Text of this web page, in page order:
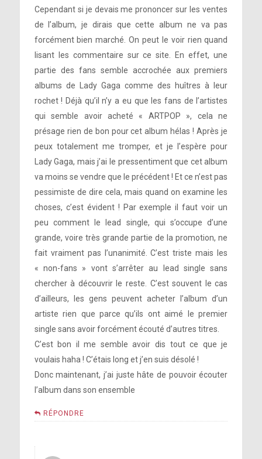
Cependant si je devais me prononcer sur les ventes
de l’album, je dirais que cette album ne va pas
forcément bien marché. On peut le voir rien quand
lisant les commentaire sur ce site. En effet, une
partie des fans semble accrochée aux premiers
albums de Lady Gaga comme des huîtres à leur
rochet ! Déjà qu’il n’y a eu que les fans de l’artistes
qui semble avoir acheté « ARTPOP », cela ne
présage rien de bon pour cet album hélas ! Après je
peux totalement me tromper, et je l’espère pour
Lady Gaga, mais j’ai le pressentiment que cet album
va moins se vendre que le précédent ! Et ce n’est pas
pessimiste de dire cela, mais quand on examine les
choses, c’est évident ! Par exemple il faut voir un
peu comment le lead single, qui s’occupe d’une
grande, voire très grande partie de la promotion, ne
fait vraiment pas l’unanimité. C’est triste mais les
« non-fans » vont s’arrêter au lead single sans
chercher à découvrir le reste. C’est souvent le cas
d’ailleurs, les gens peuvent acheter l’album d’un
artiste rien que parce qu’ils ont aimé le premier
single sans avoir forcément écouté d’autres titres.
C’est bon il me semble avoir dis tout ce que je
voulais haha ! C’étais long et j’en suis désolé !
Donc maintenant, j’ai juste hâte de pouvoir écouter
l’album dans son ensemble
RÉPONDRE